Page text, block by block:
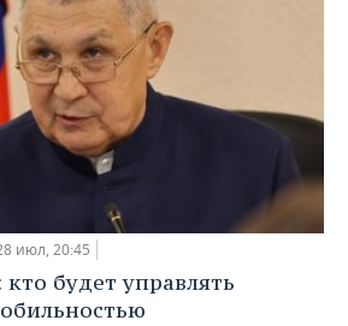
июл, 20:45
будет управлять